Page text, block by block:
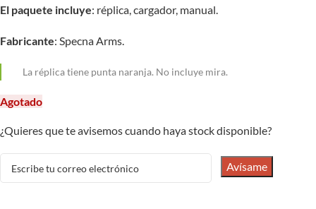
El paquete incluye: réplica, cargador, manual.
Fabricante: Specna Arms.
La réplica tiene punta naranja. No incluye mira.
Agotado
¿Quieres que te avisemos cuando haya stock disponible?
Avísame